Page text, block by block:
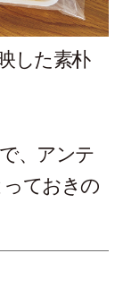
した素朴
、 アンテ
っておきの